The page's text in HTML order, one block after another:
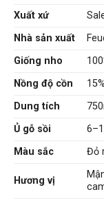
Xuất xứ
Nhà sản xuất
Giống nho
Nồng độ cồn
15%
Dung tích
Ủ gỗ sồi
Màu sắc
Đỏ
Hương vị